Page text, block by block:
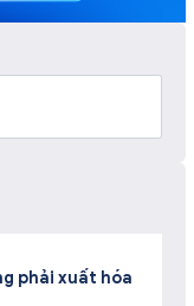
phải xuất hóa